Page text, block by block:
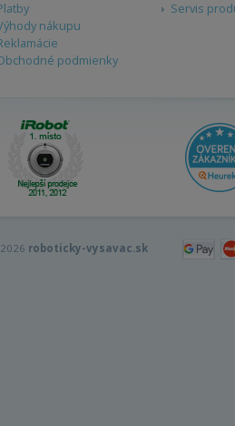
nákupu
podmienky
Servis
roboticky-vysavac.sk